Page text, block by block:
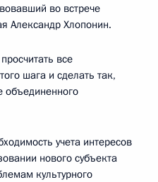
во встрече
Александр Хлопонин.
все
шага и сделать так,
объединенного
учета интересов
нового субъекта
культурного